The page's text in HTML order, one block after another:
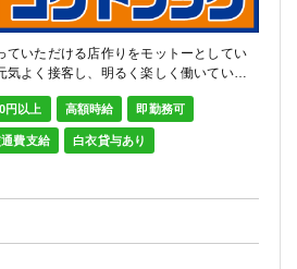
ていただける店作りをモットーとしてい
気よく接客し、明るく楽しく働いていま
円以上 高額時給 即勤務可
費支給 白衣貸与あり